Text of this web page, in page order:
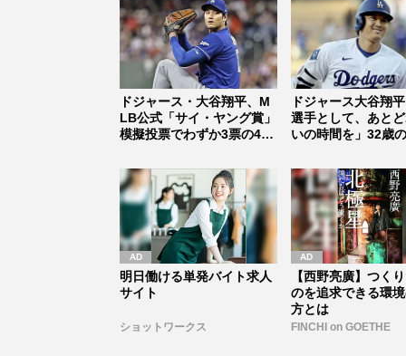
ドジャース・大谷翔平、M
LB公式「サイ・ヤング賞」
模擬投票でわずか3票の4
ドジャース大谷翔
選手として、あと
いの時間を」32歳
明日働ける単発バイト求人
サイト
ショットワークス
【西野亮廣】つく
のを追求できる環
方とは
FINCHI on GOETHE